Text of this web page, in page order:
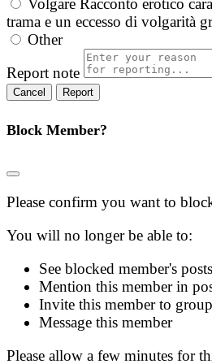
Volgare Racconto erotico
trama e un eccesso di volgarità
Other
Report note
Report
Block Member?
Please confirm you want to
You will no longer be able to:
See blocked member's posts
Mention this member in
Invite this member to
Message this member
Please allow a few minutes for